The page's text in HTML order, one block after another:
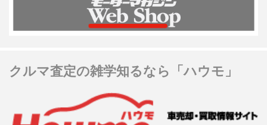
クルマ査定の雑学知るなら「ハウモ」